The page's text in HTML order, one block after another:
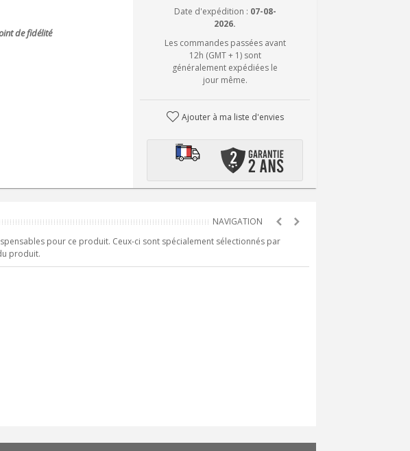
de fidélité
Date d'expédition : 07-08-
2026.
Les commandes passées avant
12h (GMT + 1) sont
généralement expédiées le
jour même.
Ajouter à ma liste d'envies
pour ce produit. Ceux-ci sont spécialement sélectionnés par
produit.